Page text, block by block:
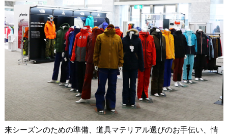
来シーズンのための準備、道具マテリアル選びのお手伝い、情